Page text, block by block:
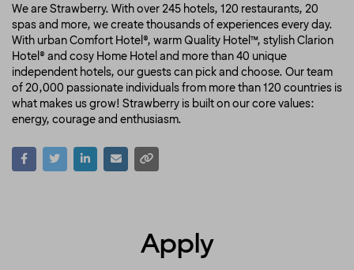
We are Strawberry. With over 245 hotels, 120 restaurants, 20
spas and more, we create thousands of experiences every day.
With urban Comfort Hotel®, warm Quality Hotel™, stylish Clarion
Hotel® and cosy Home Hotel and more than 40 unique
independent hotels, our guests can pick and choose. Our team
of 20,000 passionate individuals from more than 120 countries is
what makes us grow! Strawberry is built on our core values:
energy, courage and enthusiasm.
Apply